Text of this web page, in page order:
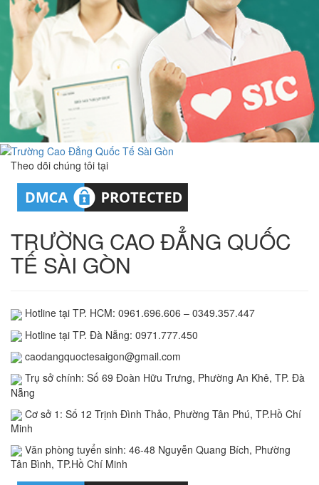
Theo dõi chúng tôi tại
TRƯỜNG CAO ĐẲNG QUỐC
TẾ SÀI GÒN
Hotline tại TP. HCM: 0961.696.606 – 0349.357.447
Hotline tại TP. Đà Nẵng: 0971.777.450
caodangquoctesaigon@gmail.com
Trụ sở chính: Số 69 Đoàn Hữu Trưng, Phường An Khê, TP. Đà
Nẵng
Cơ sở 1: Số 12 Trịnh Đình Thảo, Phường Tân Phú, TP.Hồ Chí
Minh
Văn phòng tuyển sinh: 46-48 Nguyễn Quang Bích, Phường
Tân Bình, TP.Hồ Chí Minh